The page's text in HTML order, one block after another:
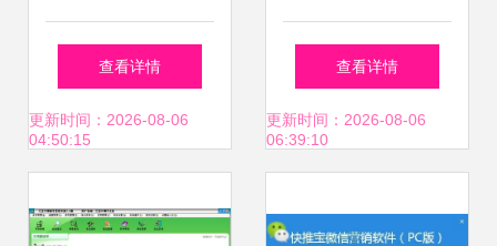
网络技术服务的融
合之道 构建高效智
查看详情
更新时间：2026-08-06
04:50:15
络技术服务的标杆
查看详情
更新时间：2026-08-06
06:39:10